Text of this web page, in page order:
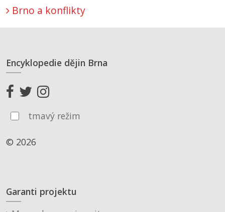
Brno a konflikty
Encyklopedie dějin Brna
tmavý režim
© 2026
Garanti projektu